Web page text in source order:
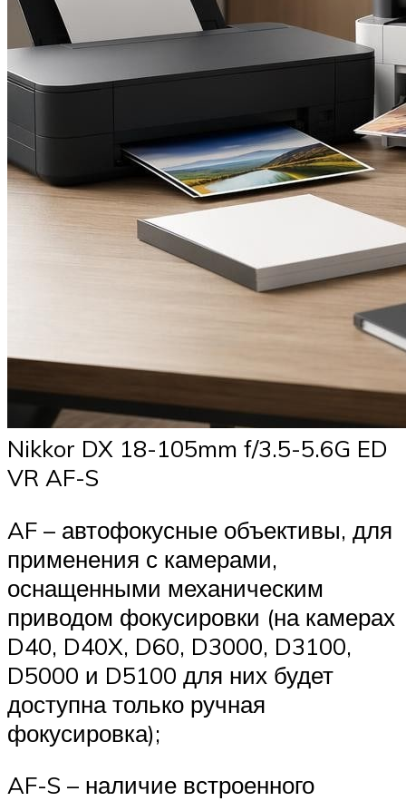
Nikkor DX 18-105mm f/3.5-5.6G ED
VR AF-S
AF – автофокусные объективы, для
применения с камерами,
оснащенными механическим
приводом фокусировки (на камерах
D40, D40X, D60, D3000, D3100,
D5000 и D5100 для них будет
доступна только ручная
фокусировка);
AF-S – наличие встроенного